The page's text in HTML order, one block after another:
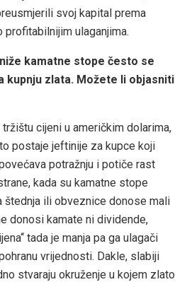
svoj kapital prema
ulaganjima.
kamatne stope često se
kupnju zlata. Možete li objasniti
cijeni u američkim dolarima,
postaje jeftinije za kupce koji
potražnju i potiče rast
kada su kamatne stope
štednja ili obveznice donose mali
donosi kamate ni dividende,
tada je manja pa ga ulagači
vrijednosti. Dakle, slabiji
stvaraju okruženje u kojem zlato